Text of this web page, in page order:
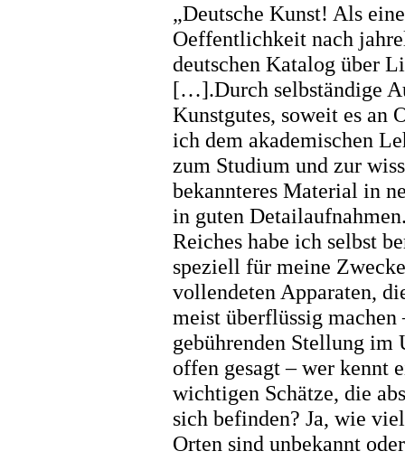
„Deutsche Kunst! Als
Oeffentlichkeit nach
deutschen Katalog über
[…].Durch selbständige
Kunstgutes, soweit es an
ich dem akademischen
zum Studium und zur
bekannteres Material in
in guten
Reiches habe ich selbst
speziell für meine
vollendeten Apparaten,
meist überflüssig
gebührenden Stellung
offen gesagt – wer kennt
wichtigen Schätze, die
sich befinden? Ja, wie
Orten sind unbekannt